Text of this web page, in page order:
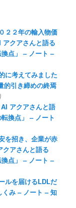
２２年の輸入物価
クアさんと語る
換点」 – ノート –
に考えてみました
的引き締めの終焉
アクアさんと語
換点」 – ノート
を招き、企業が赤
アさんと語る
換点」 – ノート –
ルを届けるLDLだ
くみ – ノート – 知